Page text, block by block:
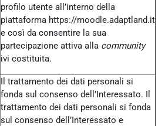
profilo utente all’interno della
piattaforma https://moodle.adaptland.it
e così da consentire la sua
partecipazione attiva alla community
ivi costituita.
Il trattamento dei dati personali si
fonda sul consenso dell’Interessato. Il
trattamento dei dati personali si fonda
sul consenso dell’Interessato e